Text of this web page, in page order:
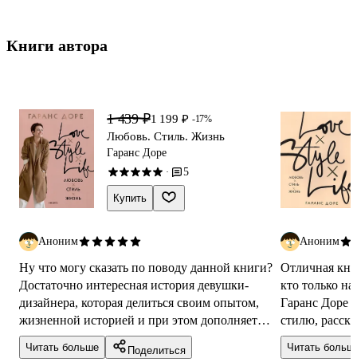
Книги автора
1 439 ₽1 199 ₽ -17%
Любовь. Стиль. Жизнь
Гаранс Доре
· 5
Купить
Аноним
Ну что могу сказать по поводу данной книги?
Достаточно интересная история девушки-
дизайнера, которая делиться своим опытом,
жизненной историей и при этом дополняет
всё модными советами и посвящает в к...
Читать больше Поделиться
Аноним
Отличная
кто только
Гаранс Доре
стилю,
вообще про
Читать